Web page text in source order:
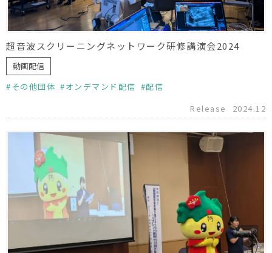
超音波スクリーニングネットワーク研修講演会2024
動画配信
その他団体
オンデマンド配信
配信
Release
2024.12